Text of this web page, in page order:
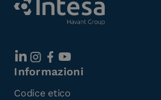
Informazioni
Codice etico